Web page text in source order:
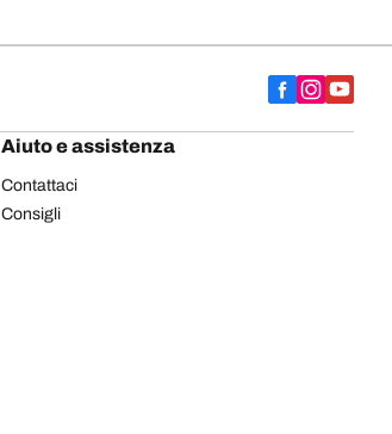
Aiuto e assistenza
Contattaci
Consigli